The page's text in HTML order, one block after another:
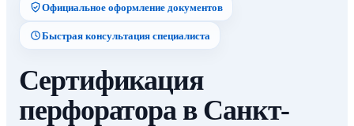
Официальное оформление документов
Быстрая консультация специалиста
Сертификация
перфоратора в Санкт-